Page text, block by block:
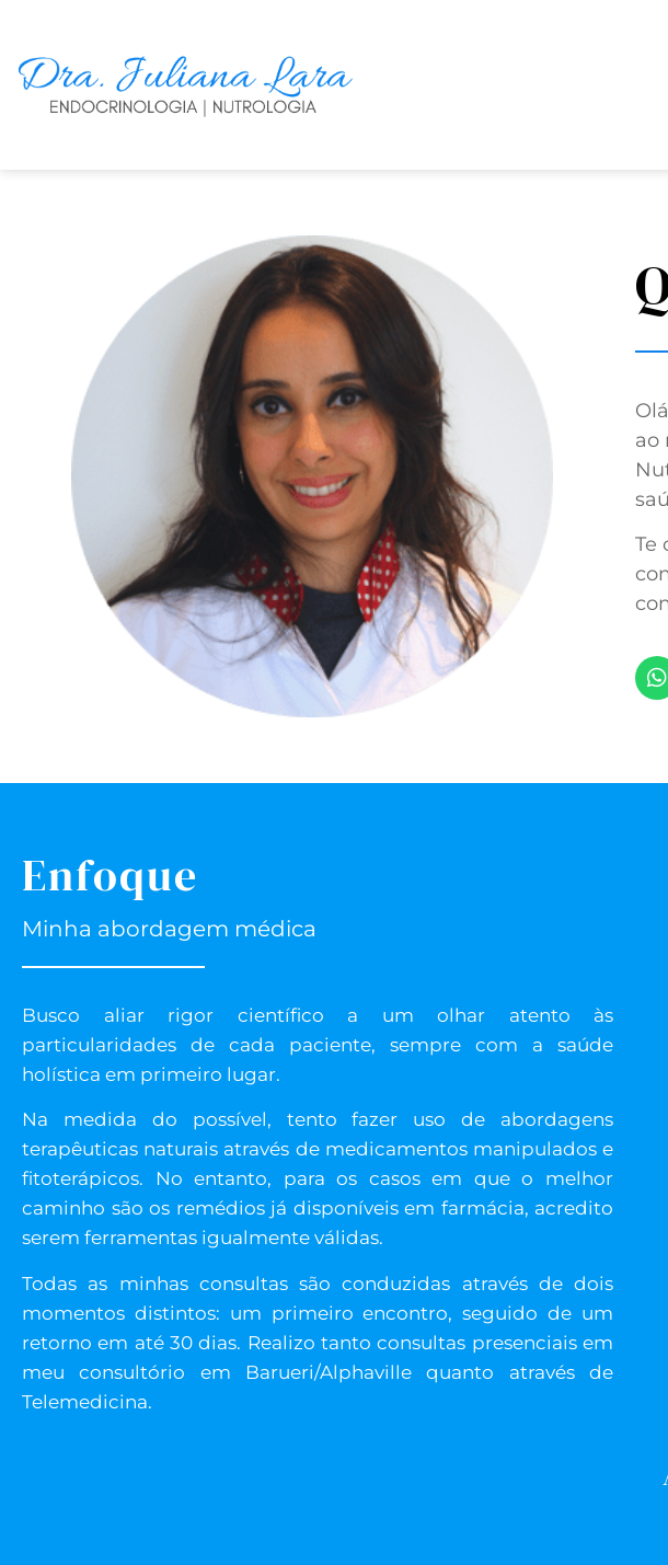
ao
Te
Enfoque
Minha abordagem médica
Busco aliar rigor científico a um olhar atento às
particularidades de cada paciente, sempre com a saúde
holística em primeiro lugar.
Na medida do possível, tento fazer uso de abordagens
terapêuticas naturais através de medicamentos manipulados e
fitoterápicos. No entanto, para os casos em que o melhor
caminho são os remédios já disponíveis em farmácia, acredito
serem ferramentas igualmente válidas.
Todas as minhas consultas são conduzidas através de dois
momentos distintos: um primeiro encontro, seguido de um
retorno em até 30 dias. Realizo tanto consultas presenciais em
meu consultório em Barueri/Alphaville quanto através de
Telemedicina.